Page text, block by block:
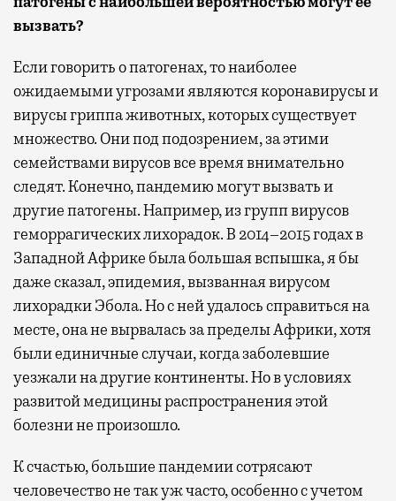
вызвать?
Если говорить о патогенах, то наиболее
ожидаемыми угрозами являются коронавирусы и
вирусы гриппа животных, которых существует
множество. Они под подозрением, за этими
семействами вирусов все время внимательно
следят. Конечно, пандемию могут вызвать и
другие патогены. Например, из групп вирусов
геморрагических лихорадок. В 2014–2015 годах в
Западной Африке была большая вспышка, я бы
даже сказал, эпидемия, вызванная вирусом
лихорадки Эбола. Но с ней удалось справиться на
месте, она не вырвалась за пределы Африки, хотя
были единичные случаи, когда заболевшие
уезжали на другие континенты. Но в условиях
развитой медицины распространения этой
болезни не произошло.
К счастью, большие пандемии сотрясают
человечество не так уж часто, особенно с учетом